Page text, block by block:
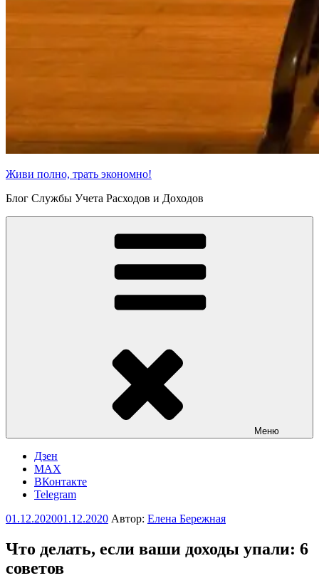
Живи полно, трать экономно!
Блог Службы Учета Расходов и Доходов
Меню
Дзен
MAX
ВКонтакте
Telegram
Опубликовано
01.12.202001.12.2020 Автор: Елена Бережная
Что делать, если ваши доходы упали: 6
советов